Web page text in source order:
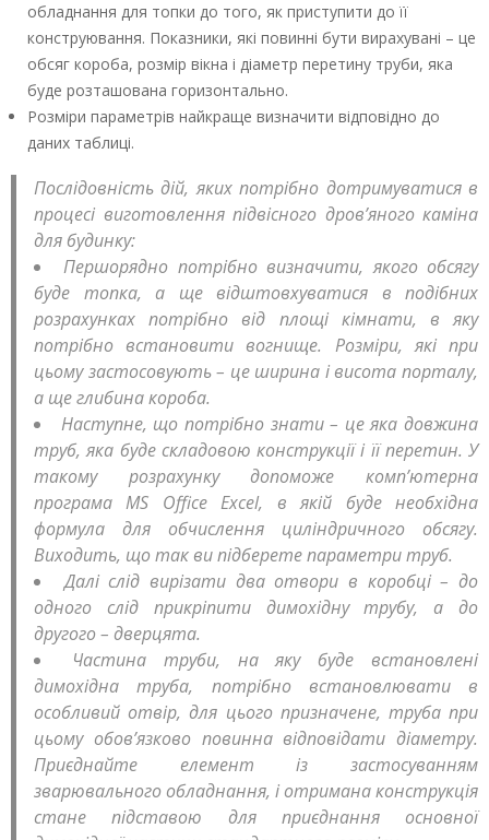
обладнання для топки до того, як приступити до її
конструювання. Показники, які повинні бути вирахувані – це
обсяг короба, розмір вікна і діаметр перетину труби, яка
буде розташована горизонтально.
Розміри параметрів найкраще визначити відповідно до
даних таблиці.
Послідовність дій, яких потрібно дотримуватися в
процесі виготовлення підвісного дров’яного каміна
для будинку:
Першорядно потрібно визначити, якого обсягу
буде топка, а ще відштовхуватися в подібних
розрахунках потрібно від площі кімнати, в яку
потрібно встановити вогнище. Розміри, які при
цьому застосовують – це ширина і висота порталу,
а ще глибина короба.
Наступне, що потрібно знати – це яка довжина
труб, яка буде складовою конструкції і її перетин. У
такому розрахунку допоможе комп’ютерна
програма МЅ Оffiсе Ехсеl, в якій буде необхідна
формула для обчислення циліндричного обсягу.
Виходить, що так ви підберете параметри труб.
Далі слід вирізати два отвори в коробці – до
одного слід прикріпити димохідну трубу, а до
другого – дверцята.
Частина труби, на яку буде встановлені
димохідна труба, потрібно встановлювати в
особливий отвір, для цього призначене, труба при
цьому обов’язково повинна відповідати діаметру.
Приєднайте елемент із застосуванням
зварювального обладнання, і отримана конструкція
стане підставою для приєднання основної